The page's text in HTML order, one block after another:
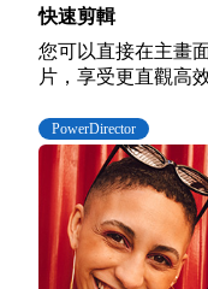
快速剪輯
您可以直接在主畫
片，享受更直觀高
PowerDirector